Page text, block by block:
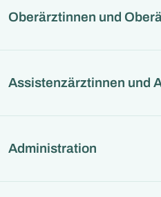
Oberärztinnen und
Assistenzärztinnen und
Administration